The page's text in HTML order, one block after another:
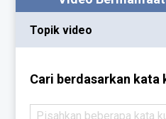
Topik video
Cari berdasarkan kata